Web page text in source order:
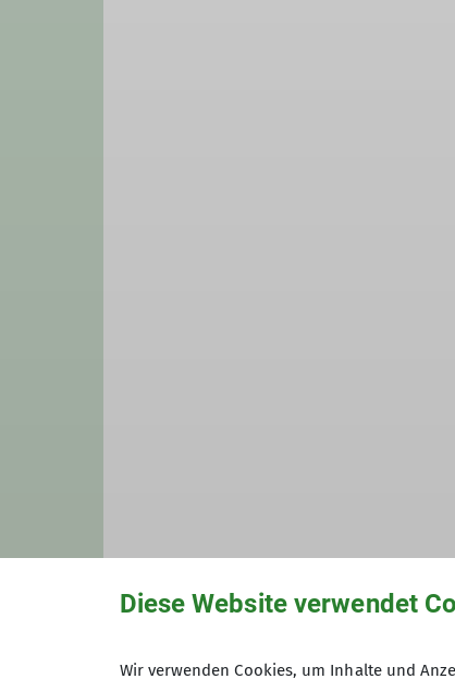
Diese Website verwendet
Wir verwenden Cookies, um Inhalte und